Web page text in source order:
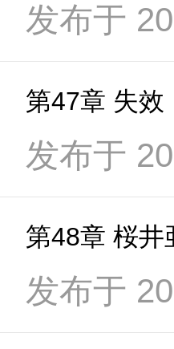
发布于
第47章 失效
发布于
第48章 桜井
发布于